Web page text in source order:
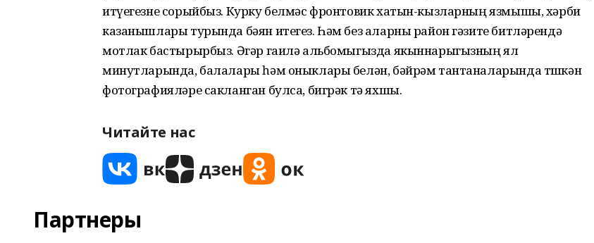
итүегезне сорыйбыз. Курку белмәс фронтовик хатын-кызларның язмышы, хәрби
казанышлары турында бәян итегез. Һәм без аларны район гәзите битләрендә
мотлак бастырырбыз. Әгәр гаилә альбомыгызда якыннарыгызның ял
минутларында, балалары һәм оныклары белән, бәйрәм тантаналарында төшкән
фотографияләре сакланган булса, бигрәк тә яхшы.
Читайте нас
Партнеры